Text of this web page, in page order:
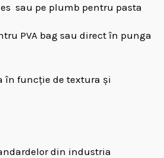
sau pe plumb pentru pasta
PVA bag sau direct în punga
în funcție de textura și
din industria